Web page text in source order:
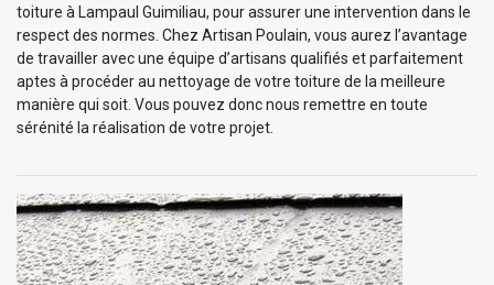
toiture à Lampaul Guimiliau, pour assurer une intervention dans le
respect des normes. Chez Artisan Poulain, vous aurez l’avantage
de travailler avec une équipe d’artisans qualifiés et parfaitement
aptes à procéder au nettoyage de votre toiture de la meilleure
manière qui soit. Vous pouvez donc nous remettre en toute
sérénité la réalisation de votre projet.